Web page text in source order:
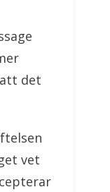
det
vet